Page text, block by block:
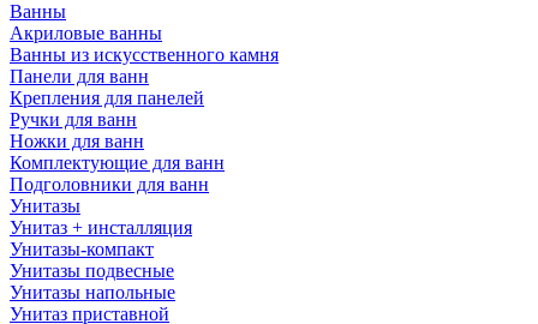
Ванны
Акриловые ванны
Ванны из искусственного камня
Панели для ванн
Крепления для панелей
Ручки для ванн
Ножки для ванн
Комплектующие для ванн
Подголовники для ванн
Унитазы
Унитаз + инсталляция
Унитазы-компакт
Унитазы подвесные
Унитазы напольные
Унитаз приставной